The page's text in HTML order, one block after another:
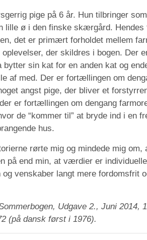
pige på 6 år. Hun tilbringer
lille ø i den finske skærgård. Hendes
det er primært forholdet mellem
der skildres i bogen. Der
bytter sin kat for en anden kat og
af med. Der er fortællingen om
angst pige, der bliver et
er fortællingen om dengang
de “kommer til” at bryde ind i en
hus.
rørte mig og mindede mig om,
på end min, at værdier er
og venskaber langt mere fordomsfrit
Udgave 2., Juni 2014,
(på dansk først i 1976).